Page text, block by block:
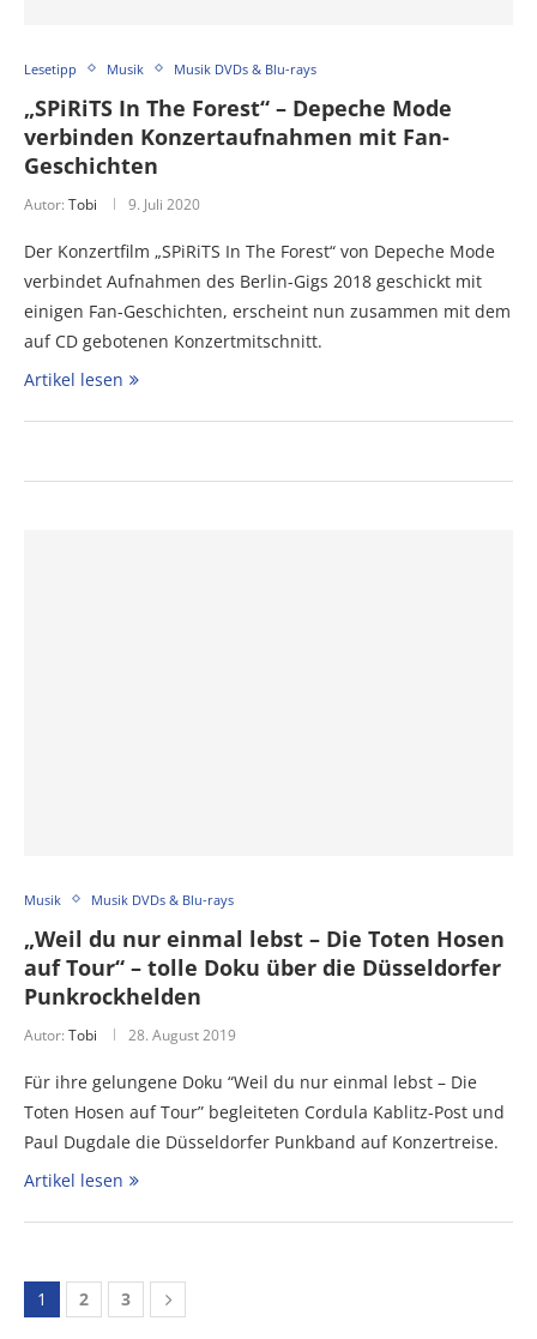
Lesetipp Musik Musik DVDs & Blu-rays
„SPiRiTS In The Forest“ – Depeche Mode
verbinden Konzertaufnahmen mit Fan-
Geschichten
Autor: Tobi 9. Juli 2020
Der Konzertfilm „SPiRiTS In The Forest“ von Depeche Mode
verbindet Aufnahmen des Berlin-Gigs 2018 geschickt mit
einigen Fan-Geschichten, erscheint nun zusammen mit dem
auf CD gebotenen Konzertmitschnitt.
Artikel lesen
Musik Musik DVDs & Blu-rays
„Weil du nur einmal lebst – Die Toten Hosen
auf Tour“ – tolle Doku über die Düsseldorfer
Punkrockhelden
Autor: Tobi 28. August 2019
Für ihre gelungene Doku “Weil du nur einmal lebst – Die
Toten Hosen auf Tour” begleiteten Cordula Kablitz-Post und
Paul Dugdale die Düsseldorfer Punkband auf Konzertreise.
Artikel lesen
1 2 3